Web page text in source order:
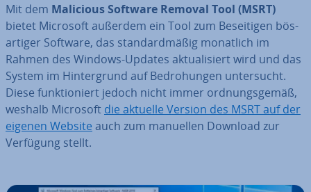
Mit dem Malicious Software Removal Tool (MSRT)
bietet Microsoft außerdem ein Tool zum Be­sei­ti­gen bös­
ar­ti­ger Software, das stan­dard­mä­ßig monatlich im
Rahmen des Windows-Updates ak­tua­li­siert wird und das
System im Hin­ter­grund auf Be­dro­hun­gen un­ter­sucht.
Diese funk­tio­niert jedoch nicht immer ord­nungs­ge­mäß,
weshalb Microsoft die aktuelle Version des MSRT auf der
eigenen Website auch zum manuellen Download zur
Verfügung stellt.